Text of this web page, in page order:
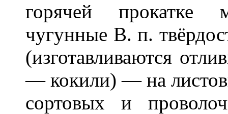
горячей прокатке
чугунные В. п.
(изготавливаются
— кокили) — на
сортовых и